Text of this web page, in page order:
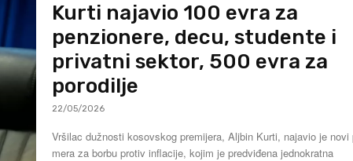
Kurti najavio 100 evra za
penzionere, decu, studente i
privatni sektor, 500 evra za
porodilje
22/05/2026
Vršilac dužnosti kosovskog premijera, Aljbin Kurti, najavio je novi
mera za borbu protiv inflacije, kojim je predviđena jednokratna